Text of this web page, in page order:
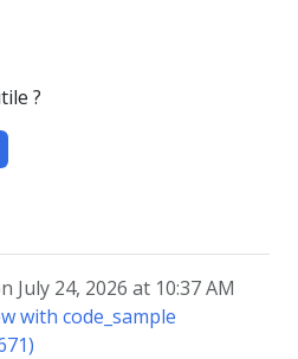
?
July 24, 2026 at 10:37 AM
with code_sample